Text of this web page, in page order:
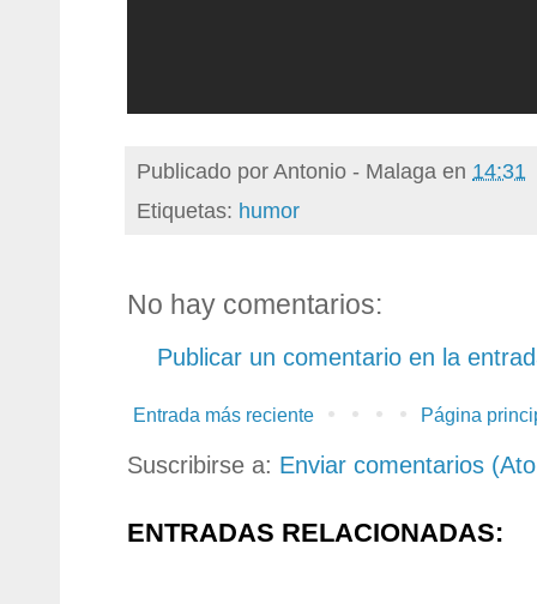
Publicado porAntonio - Malaga en 14:31
Etiquetas: humor
No hay comentarios:
Publicar un comentario en la
Entrada más reciente Página
Suscribirse a: Enviar comentarios
ENTRADAS RELACIONADAS: